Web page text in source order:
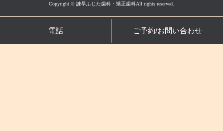
Copyright © 諫早ふじた歯科・矯正歯科All rights reserved.
電話 ご予約/お問い合わせ